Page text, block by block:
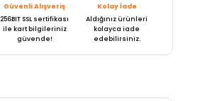
Güvenli Alışveriş
256BIT SSL sertifikası
ile kart bilgileriniz
güvende!
Kolay İade
Aldığınız ürünleri
kolayca iade
edebilirsiniz.